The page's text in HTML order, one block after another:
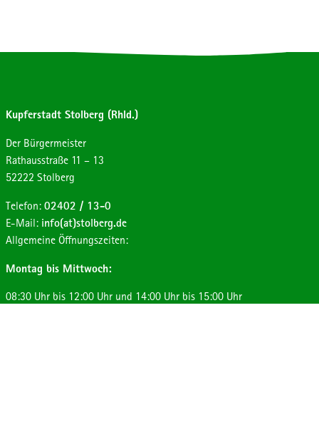
Kupferstadt Stolberg (Rhld.)
Der Bürgermeister
Strasse:
Rathausstraße Hausnummer:
11 – 13
Postleitzahl:
52222 Ort:
Stolberg
Telefon: 02402 / 13-0
E-Mail: info(at)stolberg.de
Allgemeine Öffnungszeiten:
Montag bis Mittwoch:
08:30 Uhr bis 12:00 Uhr und 14:00 Uhr bis 15:00 Uhr